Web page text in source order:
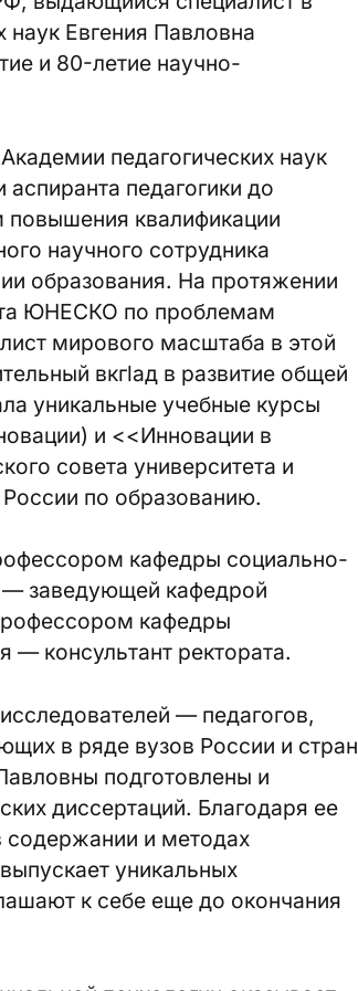
наук Евгения Павловна
и 80-летие научно-
педагогических наук
педагогики до
повышения квалификации
научного сотрудника
образования. На протяжении
ЮНЕСКО по проблемам
мирового масштаба в этой
вкгlад в развитие общей
уникальные учебные курсы
и <<Инновации в
совета университета и
по образованию.
кафедры социально-
— заведyющей кафедрой
кафедры
— консультант ректората.
— педагогов,
в ряде вузов России и стран
подготовлены и
диссертаций. Благодаря ее
и методах
уникальных
к себе еще до окончания